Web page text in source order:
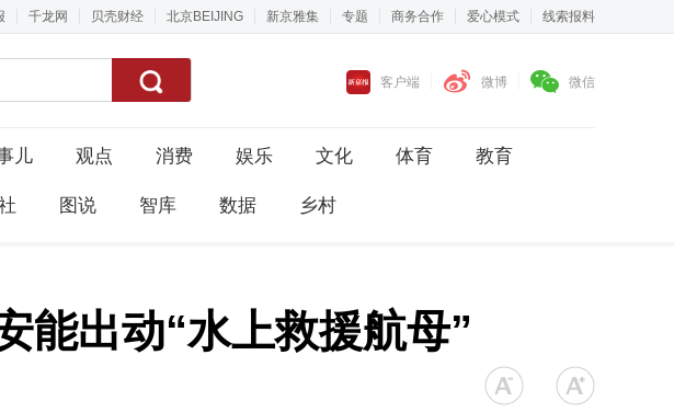
千龙网 贝壳财经 北京BEIJING 新京雅集 专题 商务合作 爱心模式 线索报料
客户端 微博 微信
儿 观点 消费 娱乐 文化 体育 教育
图说 智库 数据 乡村
能出动“水上救援航母”